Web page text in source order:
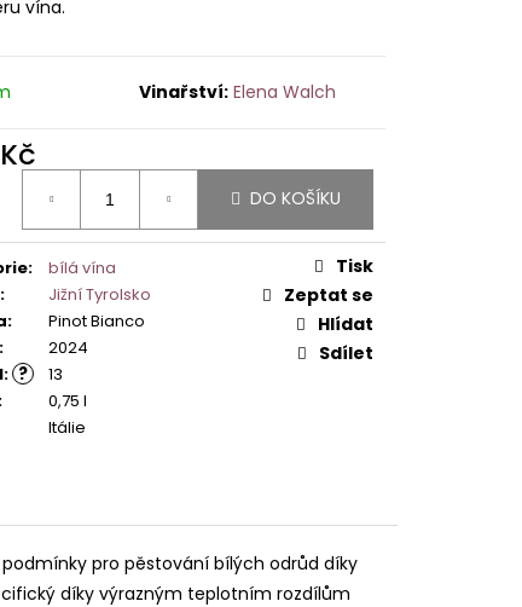
vína.
Elena Walch
DO KOŠÍKU
:
bílá vína
:
Jižní Tyrolsko
:
Pinot Bianco
: 2024
?
:
13
:
0,75 l
Itálie
Tisk
Zeptat se
Hlídat
Sdílet
pro pěstování bílých odrůd díky
díky výrazným teplotním rozdílům